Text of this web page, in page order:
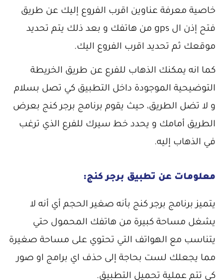
خاصية معرفة عناوين اقرب الفروع إليك عن طريق
فتح إذن ال gps من هاتفك و بعد ذلك يتم تحديد
موقعك ثم تحديد اقرب الفروع اليك.
كما انه يمكنك الذهاب للفرع عن طريق الخريطة
التوضيحية الموجودة داخل التطبيق كي تصل بسلام
و لا تضل الطريق، حيث يقوم برنامج برجر كنج بعرض
الطريق أمامك و يحدد خط سيرك للفرع الذي ترغب
في الذهاب إليه.
معلومات عن تطبيق برجر كنج:
يتميز برنامج برجر كنج بأنه صغير الحجم أي أنه لا
يشغل مساحة كبيرة من هاتفك المحمول حتي
يتناسب مع الهواتف التي تحتوي على مساحة صغيرة
مما يجعلك لست بحاجة إلى حذف اي برامج او صور
كي تتم عملية تحميل التطبيق.